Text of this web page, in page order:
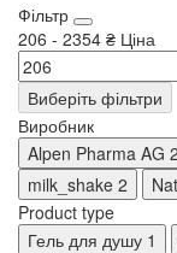
Фільтр
206 - 2354 ₴ Ціна
Виберіть фільтри
Виробник
Alpen Pharma AG 2
milk_shake 2
Product type
Гель для душу 1